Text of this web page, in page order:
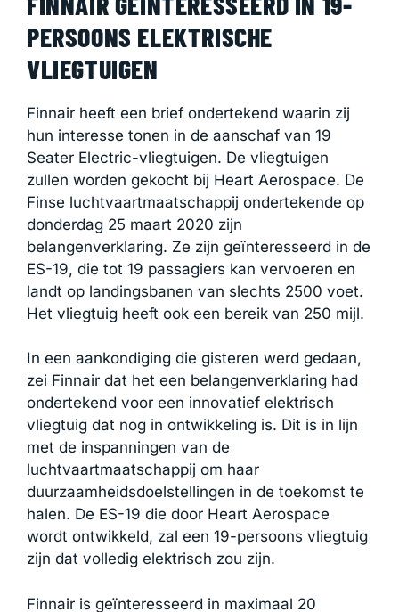
PERSOONS ELEKTRISCHE
VLIEGTUIGEN
Finnair heeft een brief ondertekend waarin zij
hun interesse tonen in de aanschaf van 19
Seater Electric-vliegtuigen. De vliegtuigen
zullen worden gekocht bij Heart Aerospace. De
Finse luchtvaartmaatschappij ondertekende op
donderdag 25 maart 2020 zijn
belangenverklaring. Ze zijn geïnteresseerd in de
ES-19, die tot 19 passagiers kan vervoeren en
landt op landingsbanen van slechts 2500 voet.
Het vliegtuig heeft ook een bereik van 250 mijl.
In een aankondiging die gisteren werd gedaan,
zei Finnair dat het een belangenverklaring had
ondertekend voor een innovatief elektrisch
vliegtuig dat nog in ontwikkeling is. Dit is in lijn
met de inspanningen van de
luchtvaartmaatschappij om haar
duurzaamheidsdoelstellingen in de toekomst te
halen. De ES-19 die door Heart Aerospace
wordt ontwikkeld, zal een 19-persoons vliegtuig
zijn dat volledig elektrisch zou zijn.
Finnair is geïnteresseerd in maximaal 20